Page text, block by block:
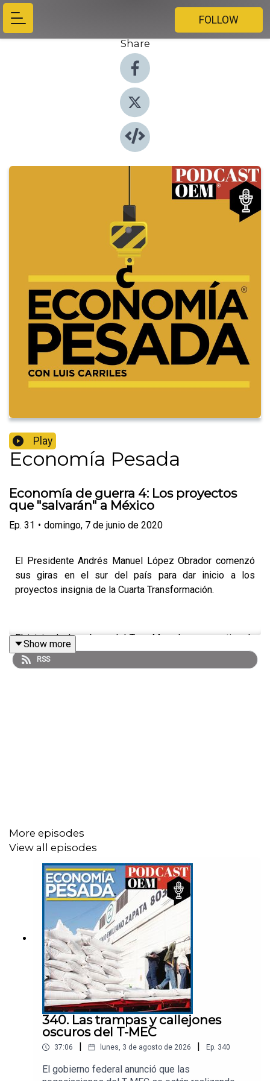
FOLLOW
Share
Play
Economía Pesada
Economía de guerra 4: Los proyectos
que "salvarán" a México
Ep. 31 • domingo, 7 de junio de 2020
El Presidente Andrés Manuel López Obrador comenzó
sus giras en el sur del país para dar inicio a los
proyectos insignia de la Cuarta Transformación.
El inicio de las obras del Tren Maya busca reactivar la
economía en la zona sur del país, pero su desarrollo ha
generado grandes dudas, al igual que otros proyectos
Show more
RSS
More episodes
View all episodes
340. Las trampas y callejones
oscuros del T-MEC
37:06 lunes, 3 de agosto de 2026 Ep. 340
El gobierno federal anunció que las